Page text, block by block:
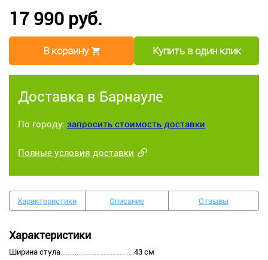
17 990 руб.
В корзину Купить в один клик
Доставка в Барнауле
По городу: запросить стоимость доставки
Полные условия доставки
Характеристики Описание Отзывы
Характеристики
Ширина стула
43 см